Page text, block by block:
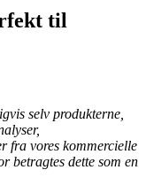
til
selv produkterne,
fra vores kommercielle
betragtes dette som en